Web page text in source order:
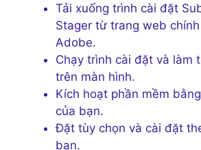
Tải xuống trình cài đặt
Stager từ trang web
Adobe.
Chạy trình cài đặt và làm
trên màn hình.
Kích hoạt phần mềm
của bạn.
Đặt tùy chọn và cài đặt
bạn.